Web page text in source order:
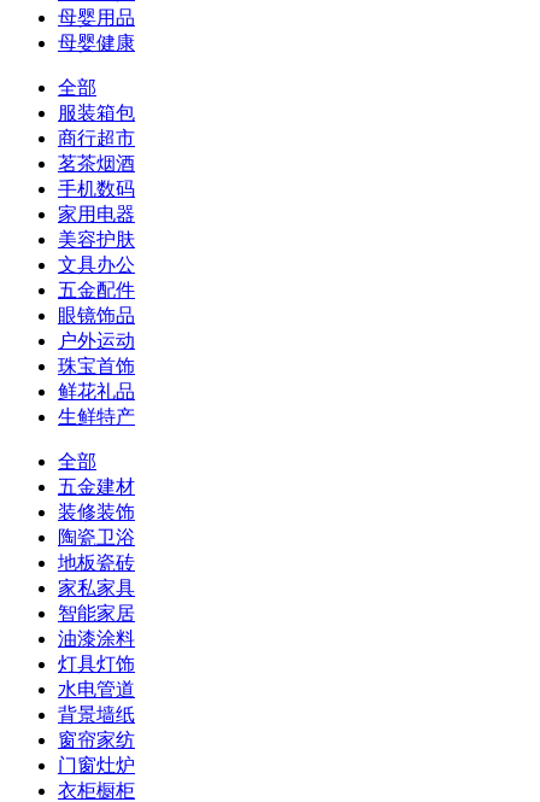
母婴用品
母婴健康
全部
服装箱包
商行超市
茗茶烟酒
手机数码
家用电器
美容护肤
文具办公
五金配件
眼镜饰品
户外运动
珠宝首饰
鲜花礼品
生鲜特产
全部
五金建材
装修装饰
陶瓷卫浴
地板瓷砖
家私家具
智能家居
油漆涂料
灯具灯饰
水电管道
背景墙纸
窗帘家纺
门窗灶炉
衣柜橱柜